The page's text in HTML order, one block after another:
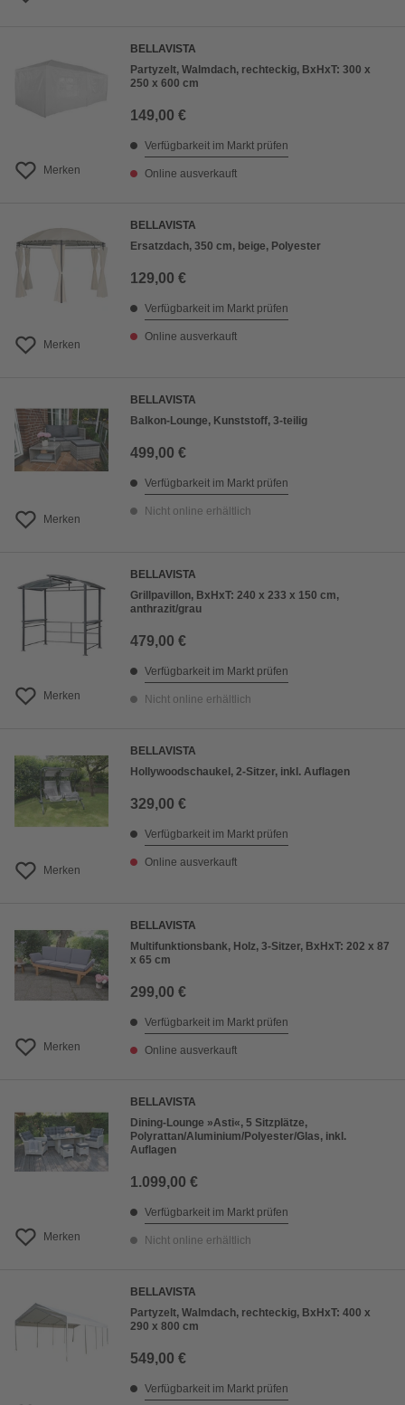
Merken
BELLAVISTA
Partyzelt, Walmdach, rechteckig, BxHxT: 300 x
250 x 600 cm
149,00 €
Verfügbarkeit im Markt prüfen
Online ausverkauft
Merken
BELLAVISTA
Ersatzdach, 350 cm, beige, Polyester
129,00 €
Verfügbarkeit im Markt prüfen
Online ausverkauft
Merken
BELLAVISTA
Balkon-Lounge, Kunststoff, 3-teilig
499,00 €
Verfügbarkeit im Markt prüfen
Nicht online erhältlich
Merken
BELLAVISTA
Grillpavillon, BxHxT: 240 x 233 x 150 cm,
anthrazit/grau
479,00 €
Verfügbarkeit im Markt prüfen
Nicht online erhältlich
Merken
BELLAVISTA
Hollywoodschaukel, 2-Sitzer, inkl. Auflagen
329,00 €
Verfügbarkeit im Markt prüfen
Online ausverkauft
Merken
BELLAVISTA
Multifunktionsbank, Holz, 3-Sitzer, BxHxT: 202 x 87
x 65 cm
299,00 €
Verfügbarkeit im Markt prüfen
Online ausverkauft
Merken
BELLAVISTA
Dining-Lounge »Asti«, 5 Sitzplätze,
Polyrattan/Aluminium/Polyester/Glas, inkl.
Auflagen
1.099,00 €
Verfügbarkeit im Markt prüfen
Nicht online erhältlich
BELLAVISTA
Partyzelt, Walmdach, rechteckig, BxHxT: 400 x
290 x 800 cm
549,00 €
Verfügbarkeit im Markt prüfen